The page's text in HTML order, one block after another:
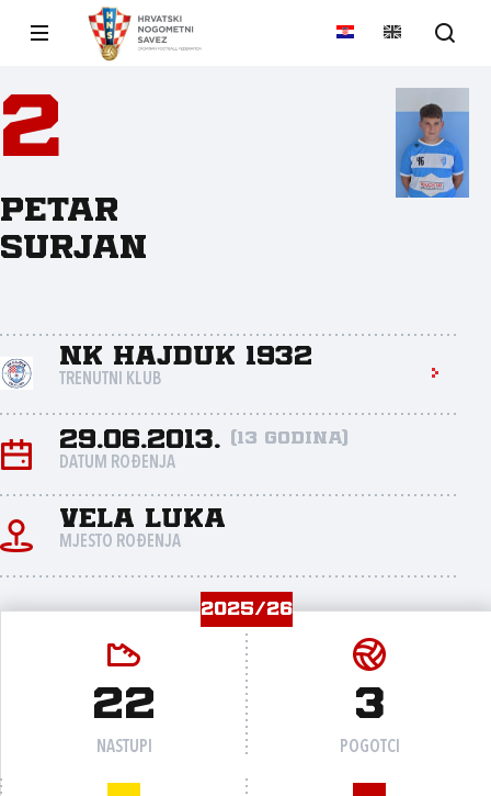
2
Petar
Surjan
NK Hajduk 1932
TRENUTNI KLUB
29.06.2013. (13 godina)
DATUM ROĐENJA
Vela Luka
MJESTO ROĐENJA
2025/26
22
NASTUPI
3
POGOTCI